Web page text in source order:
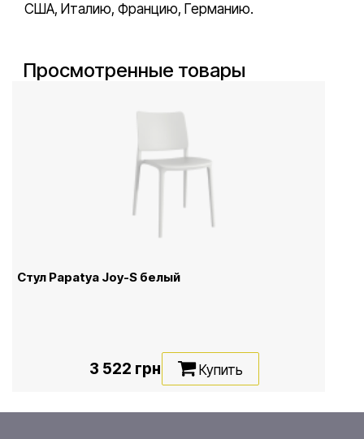
США, Италию, Францию, Германию.
Просмотренные товары
Стул Papatya Joy-S белый
3 522 грн Купить